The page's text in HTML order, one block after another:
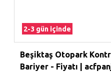
2-3 gün içinde
Beşiktaş Otopark
Bariyer - Fiyatı |